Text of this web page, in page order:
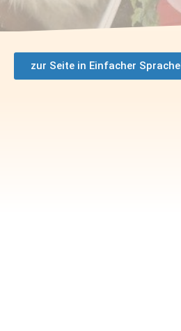
zur Seite in Einfacher Sprache